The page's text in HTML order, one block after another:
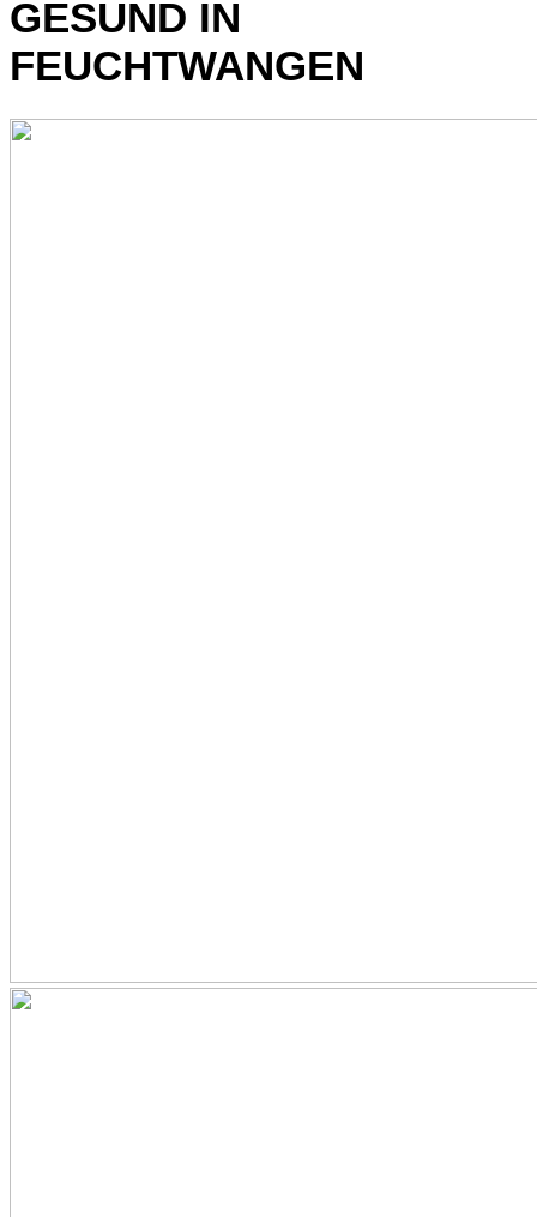
GESUND IN
FEUCHTWANGEN